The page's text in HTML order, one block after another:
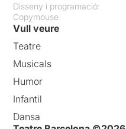
Disseny i programació:
Copymouse
Vull veure
Teatre
Musicals
Humor
Infantil
Dansa